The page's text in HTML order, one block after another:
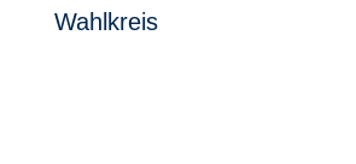
Wahlkreis